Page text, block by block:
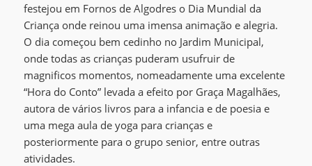
festejou em Fornos de Algodres o Dia Mundial da
Criança onde reinou uma imensa animação e alegria.
O dia começou bem cedinho no Jardim Municipal,
onde todas as crianças puderam usufruir de
magnificos momentos, nomeadamente uma excelente
“Hora do Conto” levada a efeito por Graça Magalhães,
autora de vários livros para a infancia e de poesia e
uma mega aula de yoga para crianças e
posteriormente para o grupo senior, entre outras
atividades.